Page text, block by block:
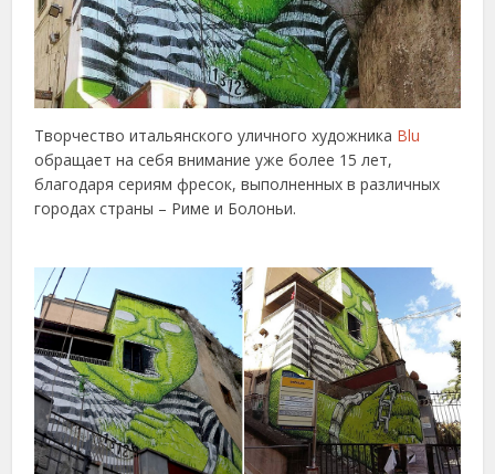
Творчество итальянского уличного художника Blu
обращает на себя внимание уже более 15 лет,
благодаря сериям фресок, выполненных в различных
городах страны – Риме и Болоньи.